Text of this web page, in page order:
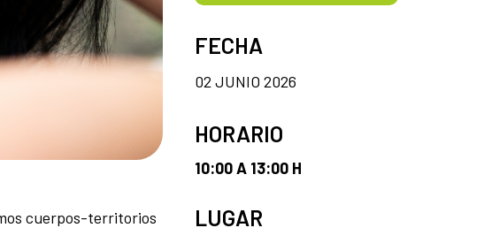
cuerpos-territorios
FECHA
02 JUNIO 2026
HORARIO
10:00 A 13:00 H
LUGAR